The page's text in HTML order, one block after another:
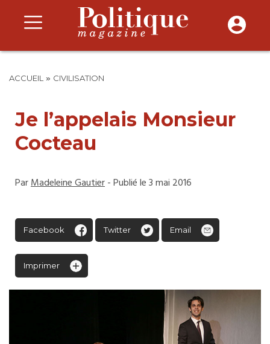
ACCUEIL » CIVILISATION
Je l’appelais Monsieur
Cocteau
ParMadeleine Gautier- Publié le 3 mai 2016
Facebook Twitter Email
Imprimer